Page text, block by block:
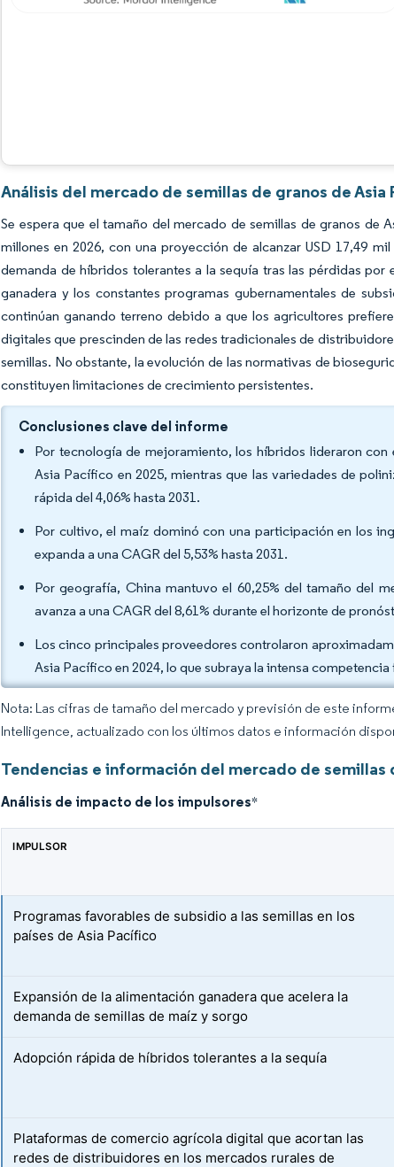
Análisis del mercado de semillas de granos de
Se espera que el tamaño del mercado de semillas de granos de
millones en 2026, con una proyección de alcanzar USD 17,49
demanda de híbridos tolerantes a la sequía tras las pérdidas
ganadera y los constantes programas gubernamentales de
continúan ganando terreno debido a que los agricultores
digitales que prescinden de las redes tradicionales de
semillas. No obstante, la evolución de las normativas de
constituyen limitaciones de crecimiento persistentes.
Conclusiones clave del informe
Por tecnología de mejoramiento, los híbridos lideraron
Asia Pacífico en 2025, mientras que las variedades de
rápida del 4,06% hasta 2031.
Por cultivo, el maíz dominó con una participación en los
expanda a una CAGR del 5,53% hasta 2031.
Por geografía, China mantuvo el 60,25% del tamaño del
avanza a una CAGR del 8,61% durante el horizonte de
Los cinco principales proveedores controlaron
Asia Pacífico en 2024, lo que subraya la intensa
Nota: Las cifras de tamaño del mercado y previsión de este
Intelligence, actualizado con los últimos datos e información
Tendencias e información del mercado de semillas
Análisis de impacto de los impulsores*
IMPULSOR
Programas favorables de subsidio a las semillas en los
países de Asia Pacífico
Expansión de la alimentación ganadera que acelera la
demanda de semillas de maíz y sorgo
Adopción rápida de híbridos tolerantes a la sequía
Plataformas de comercio agrícola digital que acortan las
redes de distribuidores en los mercados rurales de